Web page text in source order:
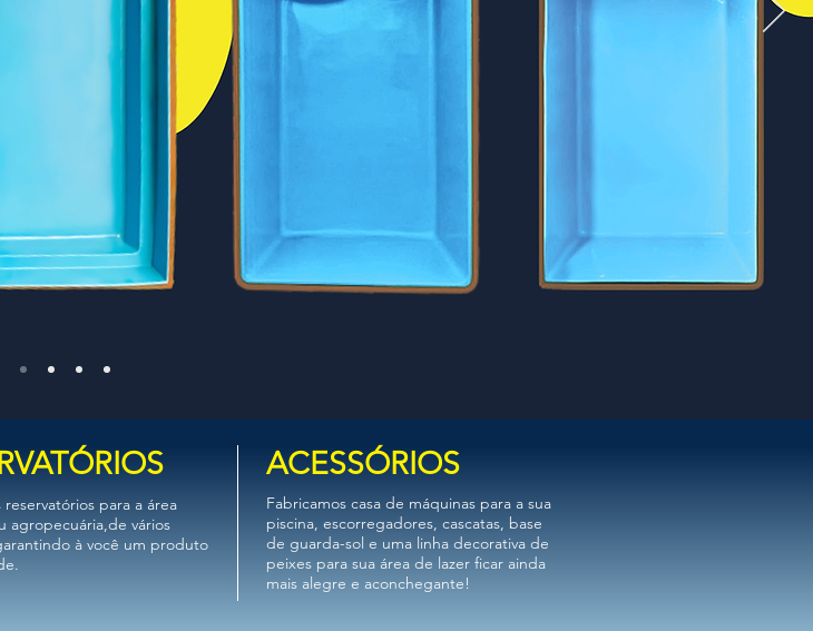
reservatórios para a área
agropecuária,de vários
à você um produto
ACESSÓRIOS
Fabricamos casa de máquinas para a sua
piscina, escorregadores, cascatas, base
de guarda-sol e uma linha decorativa de
peixes para sua área de lazer ficar ainda
mais alegre e aconchegante!